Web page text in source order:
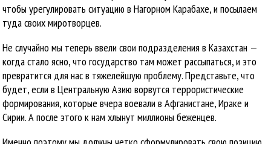
чтобы урегулировать ситуацию в Нагорном Карабахе, и посылаем
туда своих миротворцев.
Не случайно мы теперь ввели свои подразделения в Казахстан —
когда стало ясно, что государство там может рассыпаться, и это
превратится для нас в тяжелейшую проблему. Представьте, что
будет, если в Центральную Азию ворвутся террористические
формирования, которые вчера воевали в Афганистане, Ираке и
Сирии. А после этого к нам хлынут миллионы беженцев.